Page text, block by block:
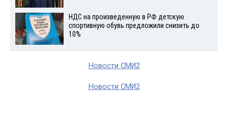
НДС на произведенную в РФ детскую
спортивную обувь предложили снизить до
10%
Новости СМИ2
Новости СМИ2